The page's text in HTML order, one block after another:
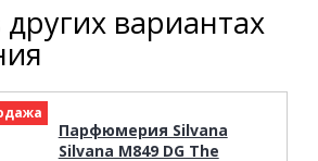
вариантах
Парфюмерия Silvana
Silvana M849 DG The